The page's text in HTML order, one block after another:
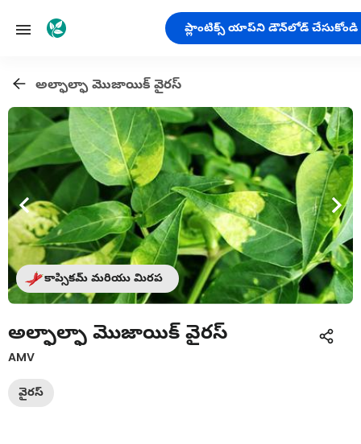
ప్లాంటిక్స్ యాప్‌ని డౌన్‌లోడ్ చేసుకోండి
అల్ఫాల్ఫా మొజాయిక్ వైరస్
కాప్సికమ్ మరియు మిరప
అల్ఫాల్ఫా మొజాయిక్ వైరస్
AMV
వైరస్